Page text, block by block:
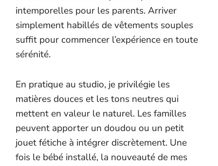
intemporelles pour les parents. Arriver
simplement habillés de vêtements souples
suffit pour commencer l’expérience en toute
sérénité.
En pratique au studio, je privilégie les
matières douces et les tons neutres qui
mettent en valeur le naturel. Les familles
peuvent apporter un doudou ou un petit
jouet fétiche à intégrer discrètement. Une
fois le bébé installé, la nouveauté de mes